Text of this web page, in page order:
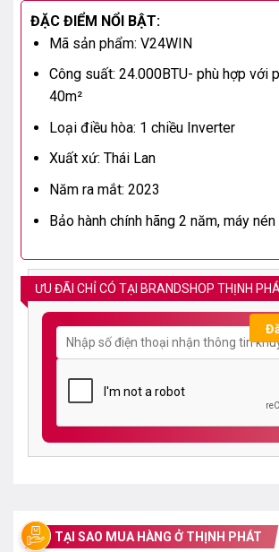
ĐẶC ĐIỂM NỔI BẬT:
Mã sản phẩm: V24WIN
Công suất: 24.000BTU- phù hợp với
40m²
Loại điều hòa: 1 chiều Inverter
Xuất xứ: Thái Lan
Năm ra mắt: 2023
Bảo hành chính hãng 2 năm, máy
ƯU ĐÃI CHỈ CÓ TẠI BRANDSHOP THỊNH
TẠI SAO MUA HÀNG Ở THỊNH PHÁT